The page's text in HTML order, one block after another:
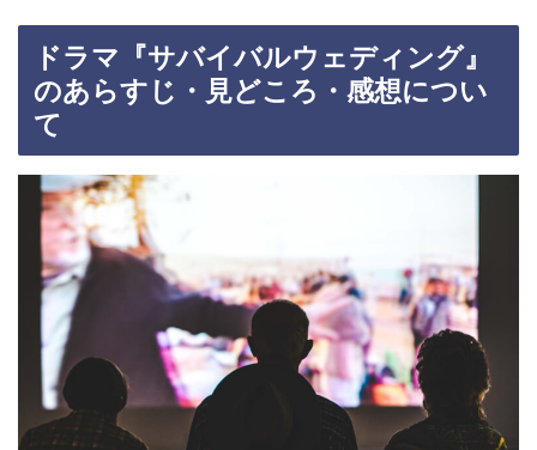
ドラマ『サバイバルウェディング』
のあらすじ・見どころ・感想につい
て